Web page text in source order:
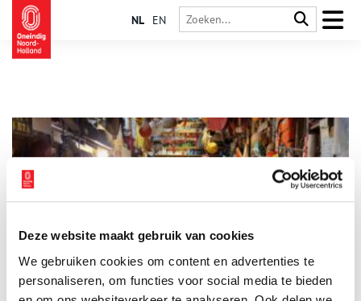
Deze website maakt gebruik van cookies
We gebruiken cookies om content en advertenties te
personaliseren, om functies voor social media te bieden
NL EN
Jutten hoort bij Texel. Al eeuwenlang verdienen de
eilandbewoners wat bij met de scheepsladingen die na hevige
stormen op het strand aanspoelen. Hoewel het jutten